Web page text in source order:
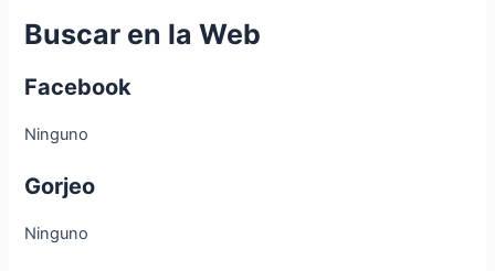
Buscar en la Web
Facebook
Ninguno
Gorjeo
Ninguno